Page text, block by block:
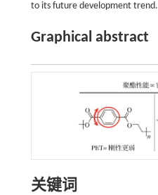
to its future development trend.
Graphical abstract
关键词